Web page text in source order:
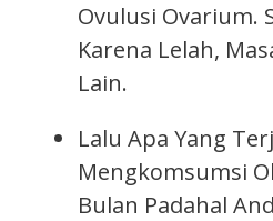
Ovulusi Ovarium.
Karena Lelah,
Lain.
Lalu Apa Yang
Mengkomsumsi
Bulan Padahal